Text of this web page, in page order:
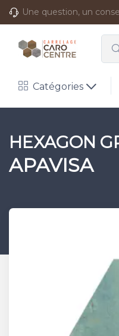
Une question, un
Catégories
HEXAGON
APAVISA